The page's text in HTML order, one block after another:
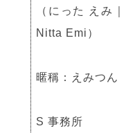
（にった えみ｜
Nitta Emi）
暱稱：えみつん
S 事務所